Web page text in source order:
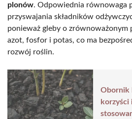
plonów. Odpowiednia równowaga
przyswajania składników
ponieważ gleby o zrównoważonym
azot, fosfor i potas, co ma
rozwój roślin.
Obornik